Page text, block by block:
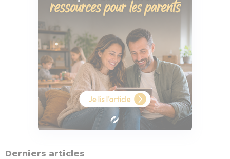
Derniers articles